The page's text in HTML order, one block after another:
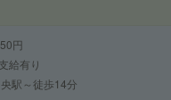
円
給有り
駅～徒歩14分